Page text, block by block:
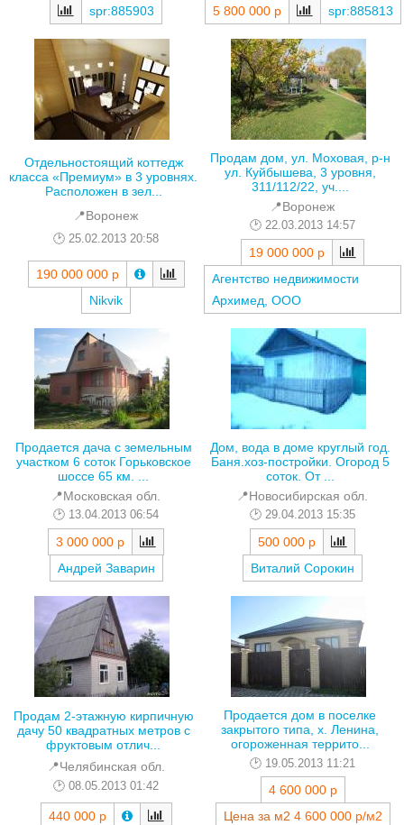
spr:885903 5 800 000 р spr:885813
Отдельностоящий коттедж
класса «Премиум» в 3 уровнях.
Расположен в зел...
📍Воронеж
25.02.2013 20:58
190 000 000 р
Nikvik
Продам дом, ул. Моховая, р-н
ул. Куйбышева, 3 уровня,
311/112/22, уч....
📍Воронеж
22.03.2013 14:57
19 000 000 р
Агентство недвижимости
Архимед, ООО
Продается дача с земельным
участком 6 соток Горьковское
шоссе 65 км. ...
📍Московская обл.
13.04.2013 06:54
3 000 000 р
Андрей Заварин
Дом, вода в доме круглый год.
Баня.хоз-постройки. Огород 5
соток. От ...
📍Новосибирская обл.
29.04.2013 15:35
500 000 р
Виталий Сорокин
Продам 2-этажную кирпичную
дачу 50 квадратных метров с
фруктовым отлич...
📍Челябинская обл.
08.05.2013 01:42
440 000 р
Продается дом в поселке
закрытого типа, х. Ленина,
огороженная террито...
19.05.2013 11:21
4 600 000 р
Цена за м2 4 600 000 р/м2